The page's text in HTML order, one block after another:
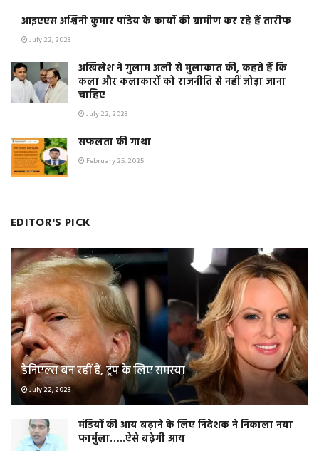
आइएएस अश्विनी कुमार पांडेय के कार्यो की ग्रामीण कर रहे हैं तारीफ
July 22, 2023
अखिलेश ने गुलाम अली से मुलाकात की, कहते हैं कि
कला और कलाकारों को राजनीति से नहीं जोड़ा जाना
चाहिए
July 22, 2023
सफलता की गाथा
February 25, 2025
EDITOR'S PICK
डेनिएल्स बन रहीं हैं, ट्रंप के लिए समस्या
July 22, 2023
मंडियों की आय बढ़ाने के लिए निदेशक ने निकाला नया
फार्मुला…..ऐसे बढ़ेगी आय